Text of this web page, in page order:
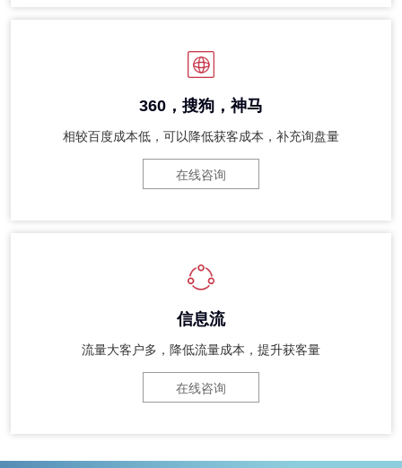
360，搜狗，神马
相较百度成本低，可以降低获客成本，补充询盘量
在线咨询
信息流
流量大客户多，降低流量成本，提升获客量
在线咨询